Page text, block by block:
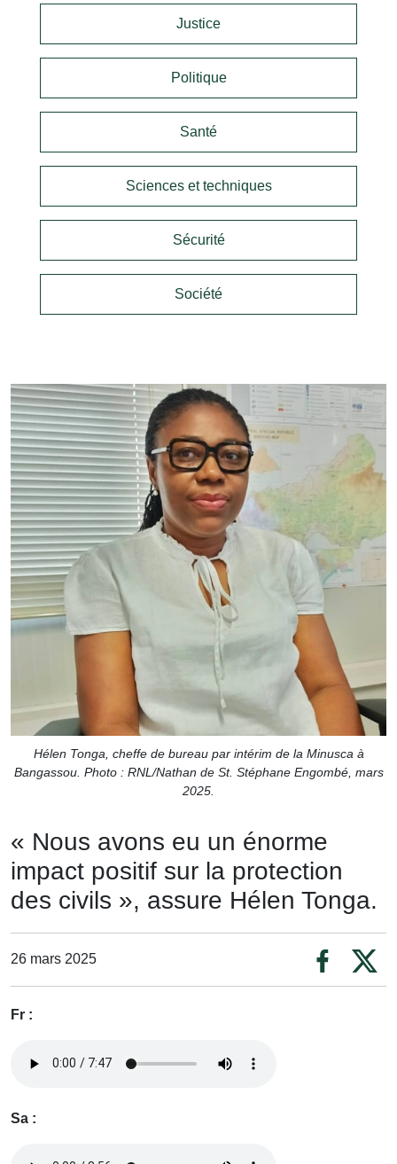
Justice
Politique
Santé
Sciences et techniques
Sécurité
Société
Hélen Tonga, cheffe de bureau par intérim de la Minusca à
Bangassou. Photo : RNL/Nathan de St. Stéphane Engombé, mars
2025.
« Nous avons eu un énorme
impact positif sur la protection
des civils », assure Hélen Tonga.
26 mars 2025
Fr :
Sa :